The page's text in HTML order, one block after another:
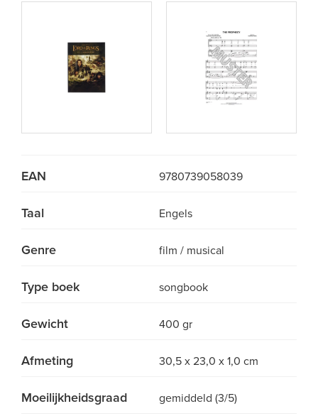
EAN 9780739058039
Taal Engels
Genre film / musical
Type boek songbook
Gewicht 400 gr
Afmeting 30,5 x 23,0 x 1,0 cm
Moeilijkheidsgraad gemiddeld (3/5)